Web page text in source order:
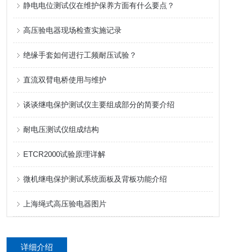
静电电位测试仪在维护保养方面有什么要点？
高压验电器现场检查实施记录
绝缘手套如何进行工频耐压试验？
直流双臂电桥使用与维护
谈谈继电保护测试仪主要组成部分的简要介绍
耐电压测试仪组成结构
ETCR2000试验原理详解
微机继电保护测试系统面板及背板功能介绍
上海绳式高压验电器图片
详细介绍